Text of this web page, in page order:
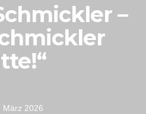
–
März 2026